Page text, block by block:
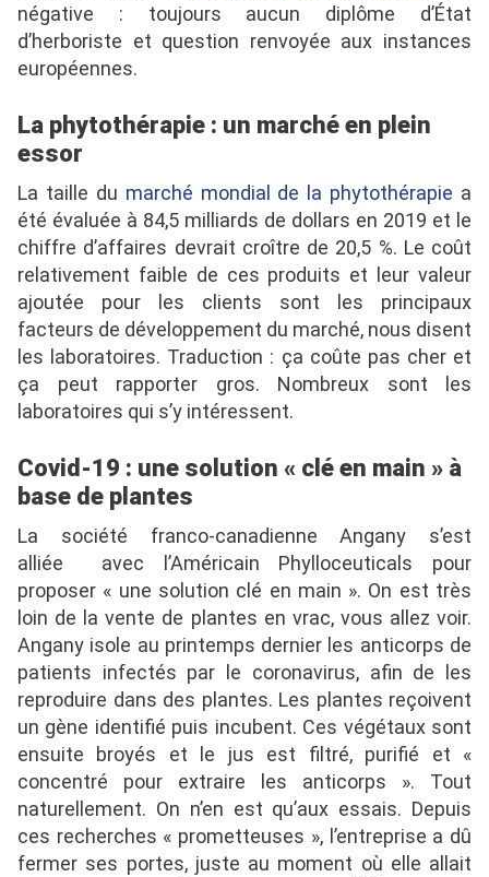
négative : toujours aucun diplôme d’État
d’herboriste et question renvoyée aux instances
européennes.
La phytothérapie : un marché en plein
essor
La taille du marché mondial de la phytothérapie a
été évaluée à 84,5 milliards de dollars en 2019 et le
chiffre d’affaires devrait croître de 20,5 %. Le coût
relativement faible de ces produits et leur valeur
ajoutée pour les clients sont les principaux
facteurs de développement du marché, nous disent
les laboratoires. Traduction : ça coûte pas cher et
ça peut rapporter gros. Nombreux sont les
laboratoires qui s’y intéressent.
Covid-19 : une solution « clé en main » à
base de plantes
La société franco-canadienne Angany s’est
alliée
avec l’Américain Phylloceuticals pour
proposer « une solution clé en main ». On est très
loin de la vente de plantes en vrac, vous allez voir.
Angany isole au printemps dernier les anticorps de
patients infectés par le coronavirus, afin de les
reproduire dans des plantes. Les plantes reçoivent
un gène identifié puis incubent. Ces végétaux sont
ensuite broyés et le jus est filtré, purifié et «
concentré pour extraire les anticorps ». Tout
naturellement. On n’en est qu’aux essais. Depuis
ces recherches « prometteuses », l’entreprise a dû
fermer ses portes, juste au moment où elle allait